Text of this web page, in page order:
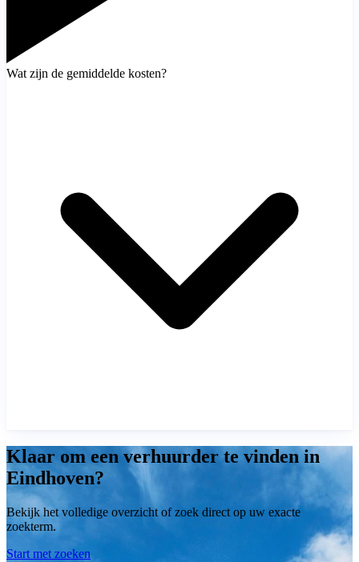
Wat zijn de gemiddelde kosten?
Klaar om een verhuurder te vinden in
Eindhoven?
Bekijk het volledige overzicht of zoek direct op uw exacte
zoekterm.
Start met zoeken